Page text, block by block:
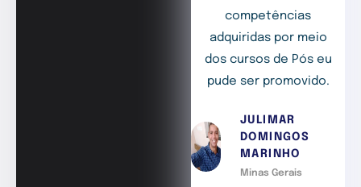
competências
adquiridas por meio
dos cursos de Pós eu
pude ser promovido.
JULIMAR
DOMINGOS
MARINHO
Minas Gerais